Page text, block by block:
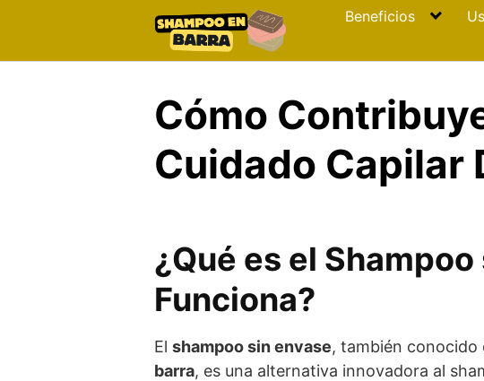
Beneficios
Cómo
Cuidado Capilar
¿Qué es el
Funciona?
El shampoo sin envase, también conocido
barra, es una alternativa innovadora al